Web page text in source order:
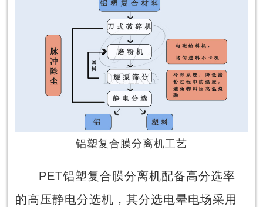
铝塑复合膜分离机工艺
PET铝塑复合膜分离机配备高分选率
的高压静电分选机，其分选电晕电场采用